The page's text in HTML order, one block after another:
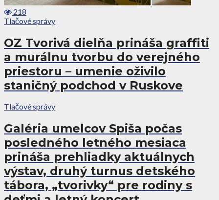
218
Tlačové správy
OZ Tvorivá dielňa prináša graffiti
a murálnu tvorbu do verejného
priestoru – umenie oživilo
staničný podchod v Ruskove
Tlačové správy
Galéria umelcov Spiša počas
posledného letného mesiaca
prináša prehliadky aktuálnych
výstav, druhý turnus detského
tábora, „tvorivky“ pre rodiny s